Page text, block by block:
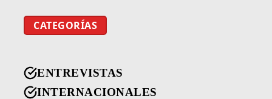
CATEGORÍAS
ENTREVISTAS
INTERNACIONALES